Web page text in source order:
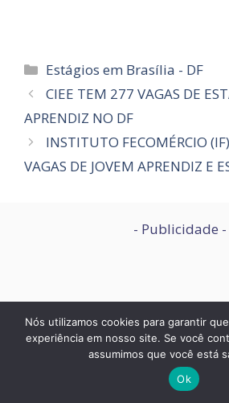
Categorias
Estágios em Brasília - DF
CIEE TEM 277 VAGAS DE
APRENDIZ NO DF
INSTITUTO FECOMÉRCIO
VAGAS DE JOVEM APRENDIZ E
- Publicidade -
Nós utilizamos cookies para garantir
experiência em nosso site. Se você
assumimos que você está
Ok